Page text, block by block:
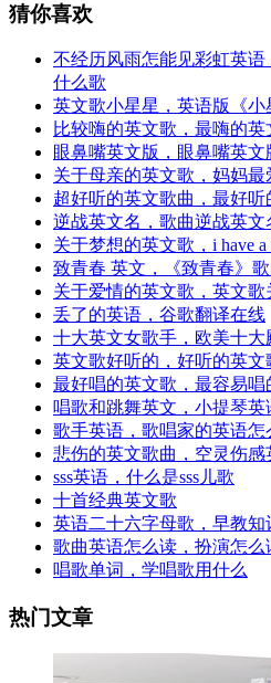
猜你喜欢
不经历风雨怎能见彩虹英
什么歌
英文歌小星星，英语版《小
比较嗨的英文歌，最嗨的
眼鼻嘴英文版，眼鼻嘴英文
关于母亲的英文歌，妈妈最
超好听的英文歌曲，最好听
逆战英文名，歌曲逆战英文
关于梦想的英文歌，i have a
致青春 英文，《致青春》歌
关于爱情的英文歌，英文歌
丢了的英语，谷歌翻译在线
十大英文女歌手，欧美十大
英文歌好听的，好听的英文
最好唱的英文歌，最容易唱
唱歌和跳舞英文，小提琴英
歌手英语，歌唱家的英语怎
悲伤的英文歌曲，空灵伤感
sss英语，什么是sss儿歌
十首经典英文歌
英语二十六字母歌，早教知
歌曲英语怎么读，扮演怎么
唱歌单词，学唱歌用什么
热门文章